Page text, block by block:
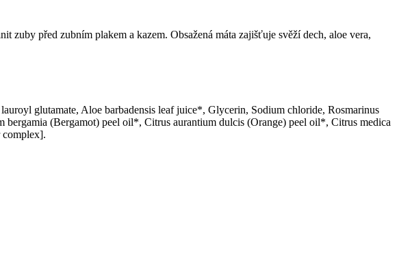
zuby před zubním plakem a kazem. Obsažená máta zajišťuje svěží dech, aloe vera,
glutamate, Aloe barbadensis leaf juice*, Glycerin, Sodium chloride, Rosmarinus
(Bergamot) peel oil*, Citrus aurantium dulcis (Orange) peel oil*, Citrus medica